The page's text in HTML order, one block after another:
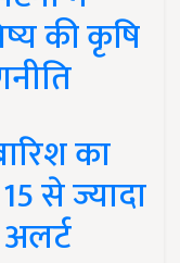
की कृषि
का
से ज्यादा